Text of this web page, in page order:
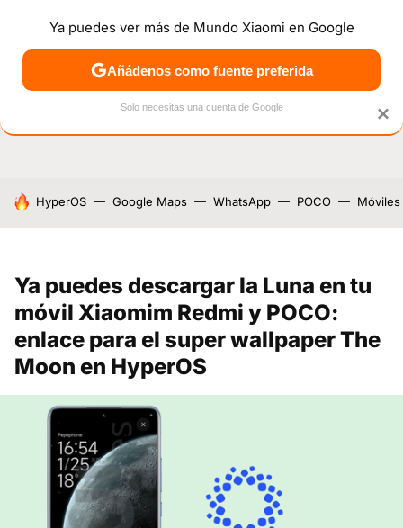
NOTICIAS MÓVILES TUTORIALES OFERTAS
HOY SE HABLA DE
HyperOS Google Maps WhatsApp POCO Móviles
Ya puedes descargar la Luna en tu
móvil Xiaomim Redmi y POCO:
enlace para el super wallpaper The
Moon en HyperOS
×
Ya puedes ver más de Mundo Xiaomi en Google
Añádenos como fuente preferida
Solo necesitas una cuenta de Google